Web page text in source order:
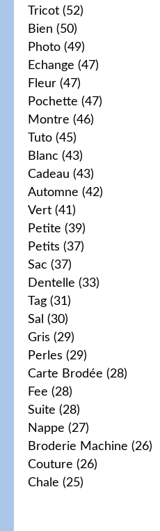
Tricot (52)
Bien (50)
Photo (49)
Echange (47)
Fleur (47)
Pochette (47)
Montre (46)
Tuto (45)
Blanc (43)
Cadeau (43)
Automne (42)
Vert (41)
Petite (39)
Petits (37)
Sac (37)
Dentelle (33)
Tag (31)
Sal (30)
Gris (29)
Perles (29)
Carte Brodée (28)
Fee (28)
Suite (28)
Nappe (27)
Broderie Machine (26)
Couture (26)
Chale (25)